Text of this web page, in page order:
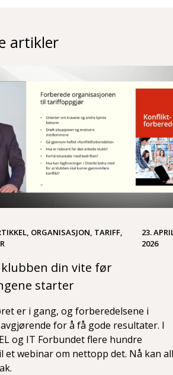
artikler
ORGANISASJON, TARIFF,
23.
2026
din vite før
starter
er i gang, og forberedelsene i
for å få gode resultater. I
og IT Forbundet flere hundre
et webinar om nettopp det. Nå kan